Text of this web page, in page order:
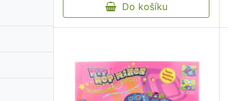
Do košíku